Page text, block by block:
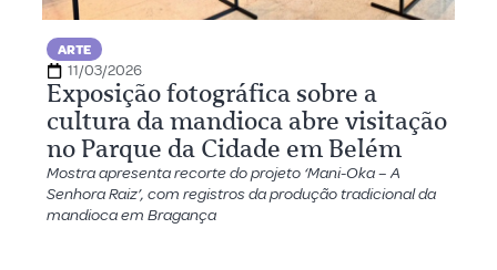
ARTE
11/03/2026
Exposição fotográfica sobre a
cultura da mandioca abre visitação
no Parque da Cidade em Belém
Mostra apresenta recorte do projeto ‘Mani-Oka – A
Senhora Raiz’, com registros da produção tradicional da
mandioca em Bragança